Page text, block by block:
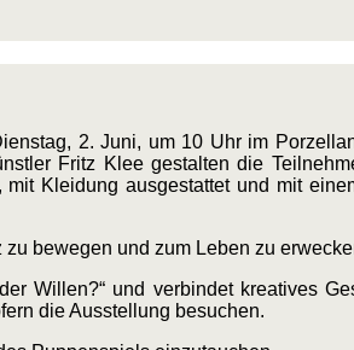
2. Juni, um 10 Uhr im
Fritz Klee gestalten die
Kleidung ausgestattet und mit
bewegen und zum Leben zu
Willen?“ und verbindet kreatives
die Ausstellung besuchen.